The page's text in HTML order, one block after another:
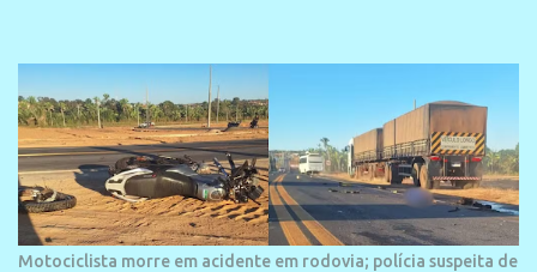
Motociclista morre em acidente em rodovia; polícia suspeita de